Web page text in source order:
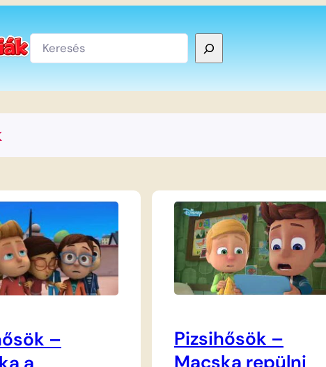
Keresés
–
Pizsihősök –
Macska repülni